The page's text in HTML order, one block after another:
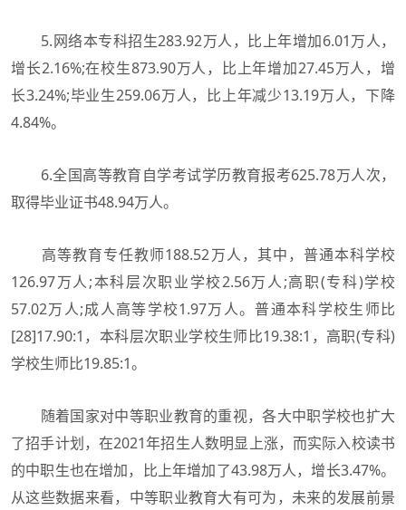
5.网络本专科招生283.92万人，比上年增加6.01万人，
增长2.16%;在校生873.90万人，比上年增加27.45万人，增
长3.24%;毕业生259.06万人，比上年减少13.19万人，下降
4.84%。
6.全国高等教育自学考试学历教育报考625.78万人次，
取得毕业证书48.94万人。
高等教育专任教师188.52万人，其中，普通本科学校
126.97万人;本科层次职业学校2.56万人;高职(专科)学校
57.02万人;成人高等学校1.97万人。普通本科学校生师比
[28]17.90:1，本科层次职业学校生师比19.38:1，高职(专科)
学校生师比19.85:1。
随着国家对中等职业教育的重视，各大中职学校也扩大
了招手计划，在2021年招生人数明显上涨，而实际入校读书
的中职生也在增加，比上年增加了43.98万人，增长3.47%。
从这些数据来看，中等职业教育大有可为，未来的发展前景